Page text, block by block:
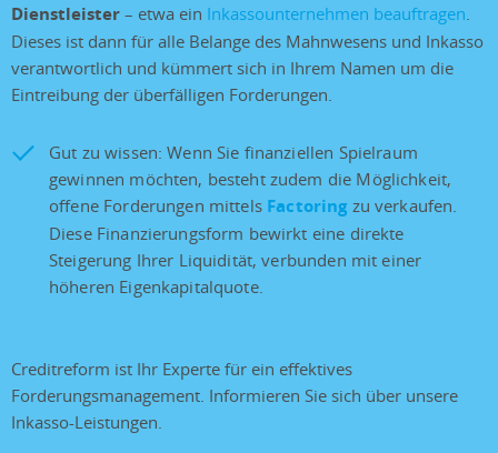
Dienstleister – etwa ein Inkassounternehmen beauftragen.
Dieses ist dann für alle Belange des Mahnwesens und Inkasso
verantwortlich und kümmert sich in Ihrem Namen um die
Eintreibung der überfälligen Forderungen.
Gut zu wissen: Wenn Sie finanziellen Spielraum
gewinnen möchten, besteht zudem die Möglichkeit,
offene Forderungen mittels Factoringzu verkaufen.
Diese Finanzierungsform bewirkt eine direkte
Steigerung Ihrer Liquidität, verbunden mit einer
höheren Eigenkapitalquote.
Creditreform ist Ihr Experte für ein effektives
Forderungsmanagement. Informieren Sie sich über unsere
Inkasso-Leistungen.